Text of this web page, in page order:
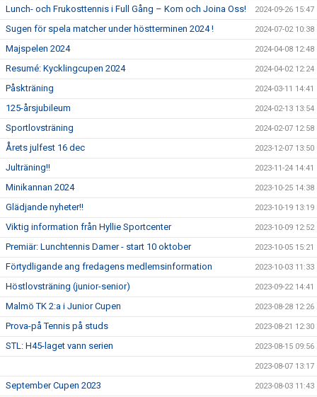
Lunch- och Frukosttennis i Full Gång – Kom och Joina Oss! 2024-09-26 15:47
Sugen för spela matcher under höstterminen 2024 ! 2024-07-02 10:38
Majspelen 2024 2024-04-08 12:48
Resumé: Kycklingcupen 2024 2024-04-02 12:24
Påskträning 2024-03-11 14:41
125-årsjubileum 2024-02-13 13:54
Sportlovsträning 2024-02-07 12:58
Årets julfest 16 dec 2023-12-07 13:50
Julträning!! 2023-11-24 14:41
Minikannan 2024 2023-10-25 14:38
Glädjande nyheter!! 2023-10-19 13:19
Viktig information från Hyllie Sportcenter 2023-10-09 12:52
Premiär: Lunchtennis Damer - start 10 oktober 2023-10-05 15:21
Förtydligande ang fredagens medlemsinformation 2023-10-03 11:33
Höstlovsträning (junior-senior) 2023-09-22 14:41
Malmö TK 2:a i Junior Cupen 2023-08-28 12:26
Prova-på Tennis på studs 2023-08-21 12:30
STL: H45-laget vann serien 2023-08-15 09:56
2023-08-07 13:17
September Cupen 2023 2023-08-03 11:43